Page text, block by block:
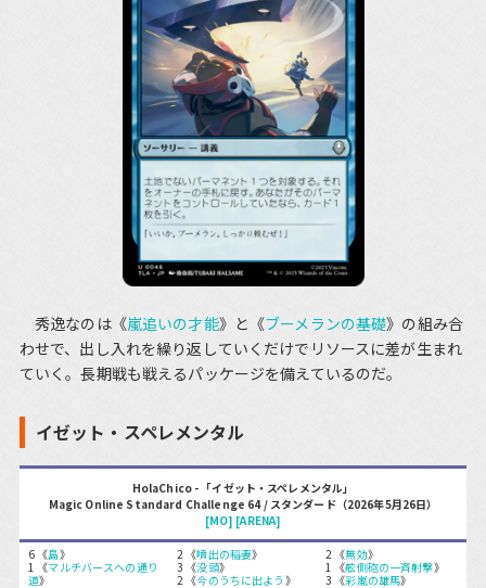
秀逸なのは《嵐追いの才能》と《ブーメランの基礎》の組み合
わせで、出し入れを繰り返していくだけでリソースに差が生まれ
ていく。長期戦も戦えるパッケージを備えているのだ。
イゼット・スペレメンタル
HolaChico - 「イゼット・スペレメンタル」
Magic Online Standard Challenge 64 / スタンダード（2026年5月26日）
[MO] [ARENA]
6 《島》
1 《マルチバースへの通り
道》
2 《噴出の稲妻》
3 《没頭》
2 《今のうちに出よう 》
2 《無効》
1 《舷側砲の一斉射撃》
3 《彩嵐の雄馬》